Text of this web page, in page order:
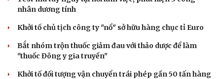
nhân dương tính
Khởi tố chủ tịch công ty "nổ" sở hữu hàng chục tỉ Euro
Bắt nhóm trộn thuốc giảm đau với thảo dược để làm
"thuốc Đông y gia truyền"
Khởi tố đối tượng vận chuyển trái phép gần 50 tấn hàng